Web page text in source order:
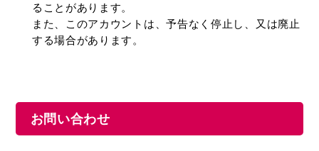
ることがあります。
また、このアカウントは、予告なく停止し、又は廃止
する場合があります。
お問い合わせ